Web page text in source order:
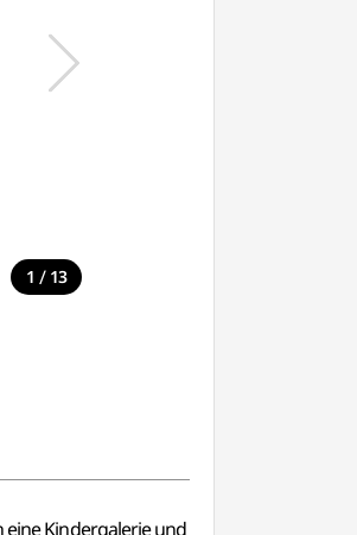
1 / 13
Kindergalerie und